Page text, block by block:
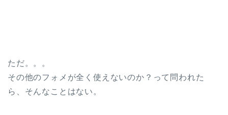
ただ。。。
その他のフォメが全く使えないのか？って問われた
ら、そんなことはない。